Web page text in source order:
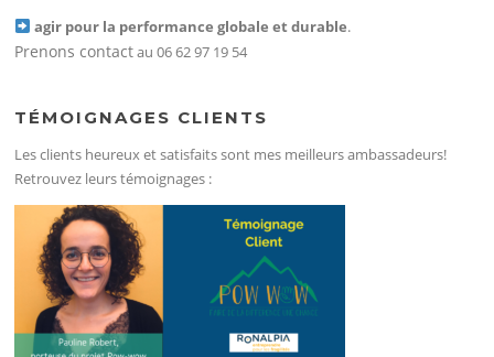
agir pour la performance globale et durable.
Prenons contactau 06 62 97 19 54
TÉMOIGNAGES CLIENTS
Les clients heureux et satisfaits sont mes meilleurs ambassadeurs!
Retrouvez leurs témoignages :